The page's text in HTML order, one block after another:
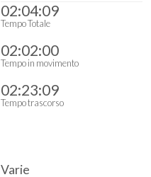
02:04:09
Tempo Totale
02:02:00
Tempo in movimento
02:23:09
Tempo trascorso
Varie